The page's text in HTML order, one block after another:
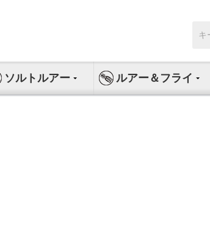
索:
ソルトルアー ルアー＆フライ